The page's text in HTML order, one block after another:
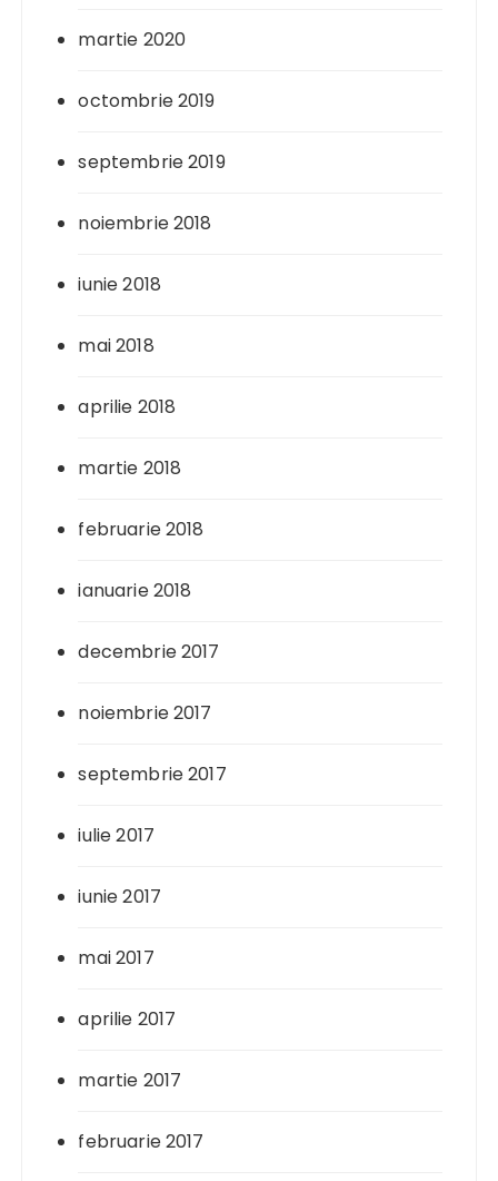
martie 2020
octombrie 2019
septembrie 2019
noiembrie 2018
iunie 2018
mai 2018
aprilie 2018
martie 2018
februarie 2018
ianuarie 2018
decembrie 2017
noiembrie 2017
septembrie 2017
iulie 2017
iunie 2017
mai 2017
aprilie 2017
martie 2017
februarie 2017